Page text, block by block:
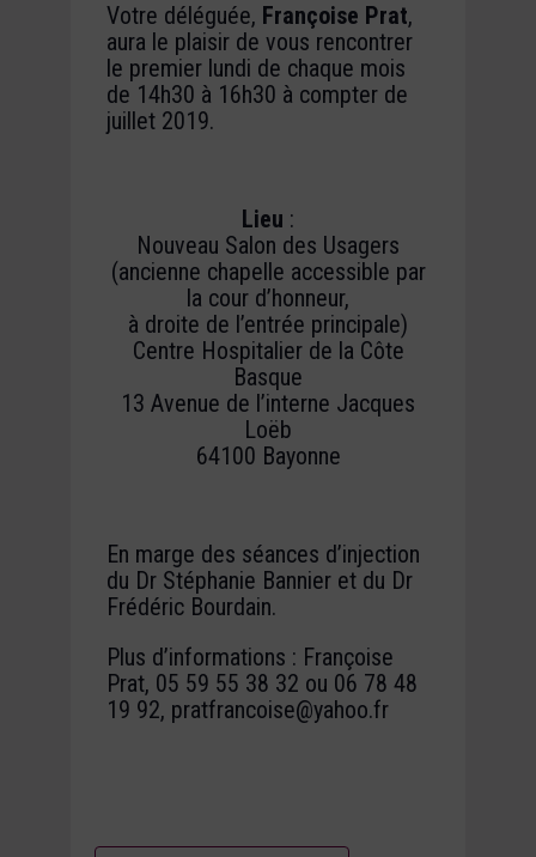
Votre déléguée, Françoise Prat,
aura le plaisir de vous rencontrer
le premier lundi de chaque mois
de 14h30 à 16h30 à compter de
juillet 2019.
Lieu :
Nouveau Salon des Usagers
(ancienne chapelle accessible par
la cour d’honneur,
à droite de l’entrée principale)
Centre Hospitalier de la Côte
Basque
13 Avenue de l’interne Jacques
Loëb
64100 Bayonne
En marge des séances d’injection
du Dr Stéphanie Bannier et du Dr
Frédéric Bourdain.
Plus d’informations : Françoise
Prat, 05 59 55 38 32 ou 06 78 48
19 92, pratfrancoise@yahoo.fr